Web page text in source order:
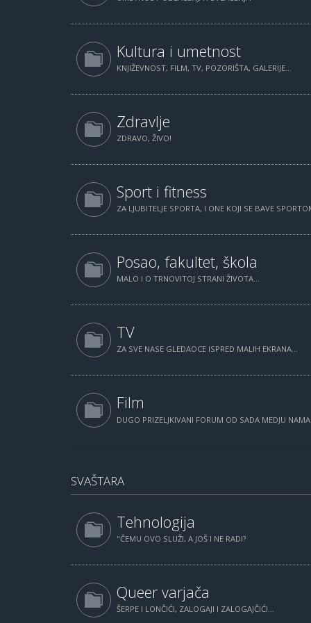
Kultura i umetnost
KNJIŽEVNOST, FILM, TV, POZORIŠTA, GALERIJE...
Zdravlje
ZDRAVO, ŽIVO!
Sport i fitness
ZA LJUBITELJE SPORTA, I ONE KOJI SE BAVE
Posao, fakultet, škola
MALO I O TRNOVITOJ STRANI ŽIVOTA...
TV
ZA SVE NASE GLEDAOCE ISPRED MALIH EKRANA...
Film
DUGO PRIZELJKIVANI FORUM OD SADA MEDJU
SVAŠTARA
Tehnologija
"ČEMU OVO SLUŽI, A JOŠ I NE RADI?
Queer varjača
ŠERPE I LONČIĆI, ZALOGAJI I ZALOGAJČIĆI...